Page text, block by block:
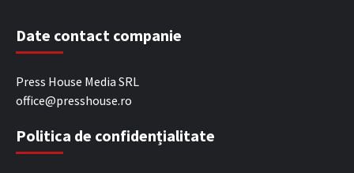
Date contact companie
Press House Media SRL
office@presshouse.ro
Politica de confidențialitate